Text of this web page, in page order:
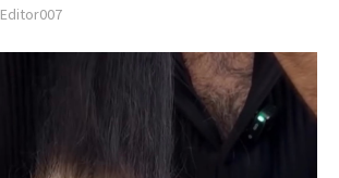
Editor007